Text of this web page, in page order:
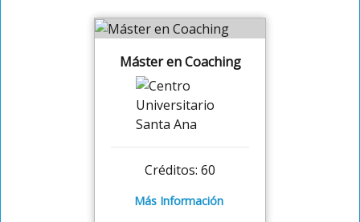
Máster en Coaching
Créditos: 60
Más Información